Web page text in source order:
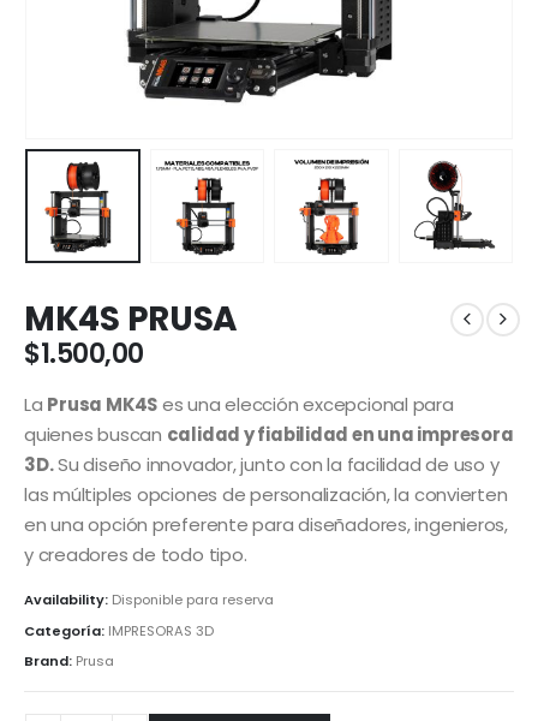
MK4S PRUSA
$1.500,00
La Prusa MK4Ses una elección excepcional para
quienes buscan calidad y fiabilidad en una impresora
3D.Su diseño innovador, junto con la facilidad de uso y
las múltiples opciones de personalización, la convierten
en una opción preferente para diseñadores, ingenieros,
y creadores de todo tipo.
Availability: Disponible para reserva
Categoría: IMPRESORAS 3D
Brand: Prusa